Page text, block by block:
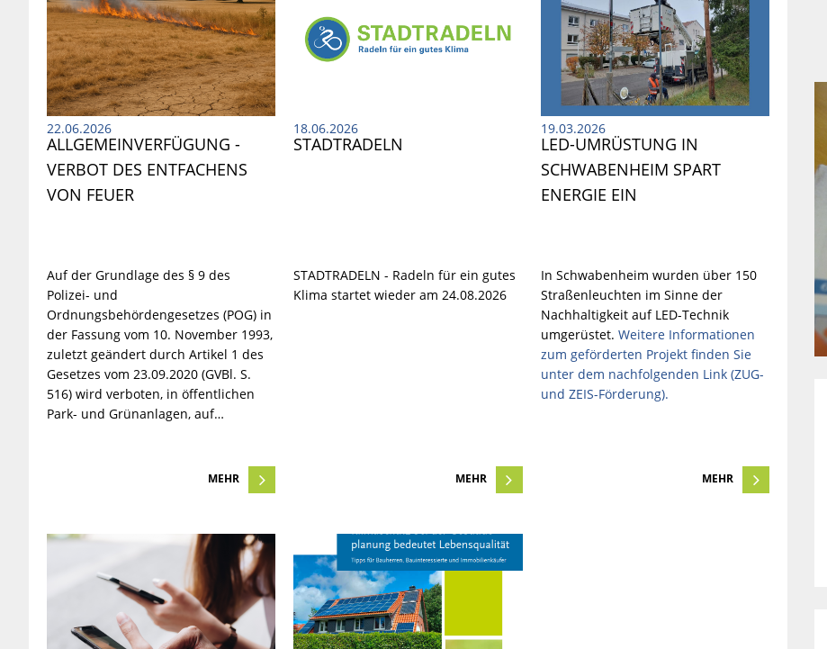
22.06.2026
ALLGEMEINVERFÜGUNG -
VERBOT DES ENTFACHENS
VON FEUER
Auf der Grundlage des § 9 des
Polizei- und
Ordnungsbehördengesetzes (POG) in
der Fassung vom 10. November 1993,
zuletzt geändert durch Artikel 1 des
Gesetzes vom 23.09.2020 (GVBl. S.
516) wird verboten, in öffentlichen
Park- und Grünanlagen, auf…
MEHR
18.06.2026
STADTRADELN
STADTRADELN - Radeln für ein gutes
Klima startet wieder am 24.08.2026
MEHR
19.03.2026
LED-UMRÜSTUNG IN
SCHWABENHEIM SPART
ENERGIE EIN
In Schwabenheim wurden über 150
Straßenleuchten im Sinne der
Nachhaltigkeit auf LED-Technik
umgerüstet. Weitere Informationen
zum geförderten Projekt finden Sie
unter dem nachfolgenden Link (ZUG-
und ZEIS-Förderung).
MEHR